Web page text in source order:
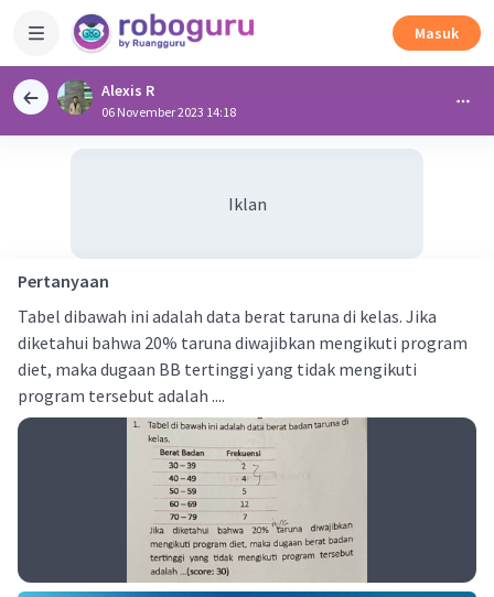
Masuk
Alexis R
06 November 2023 14:18
Iklan
Pertanyaan
Tabel dibawah ini adalah data berat taruna di kelas. Jika
diketahui bahwa 20% taruna diwajibkan mengikuti program
diet, maka dugaan BB tertinggi yang tidak mengikuti
program tersebut adalah ....